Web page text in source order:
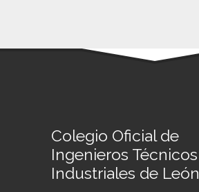
Colegio Oficial de
Ingenieros Técnicos
Industriales de León